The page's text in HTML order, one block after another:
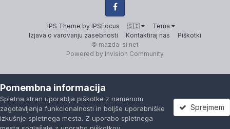
IPS Theme by IPSFocus 🇸🇮
Tema
Izjava o varovanju zasebnosti
Kontaktiraj nas Piškotki
Facebook
© mazda-si.net
Powered by Invision Community
Pomembna informacija
Spletna stran uporablja piškotke z namenom
zagotavljanja funkcionalnosti in boljše uporabniške
izkušnje spletnega mesta. Z uporabo spletnega
Sprejmem